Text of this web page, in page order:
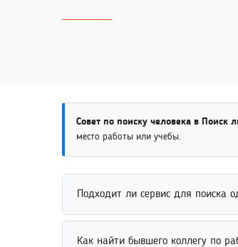
Совет по поиску человека в Поиск
место работы или учебы.
Подходит ли сервис для поиска
Сервис подходит для поиска
Как найти бывшего коллегу по